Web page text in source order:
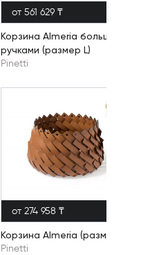
от 561 629 ₸
Корзина Almeria большая с
ручками (размер L)
Pinetti
от 274 958 ₸
Корзина Almeria (размер S)
Pinetti